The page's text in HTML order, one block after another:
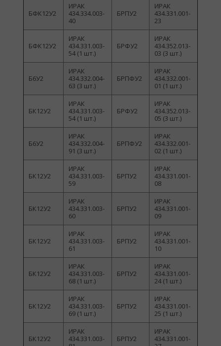
БФК12У2
ИРАК
434.334.003-
40
БРПУ2
ИРАК
434.331.001-
23
БФК12У2
ИРАК
434.331.003-
54 (1 шт.)
БРФУ2
ИРАК
434.352.013-
03 (3 шт.)
Б6У2
ИРАК
434.332.004-
63 (3 шт.)
БРПФУ2
ИРАК
434.332.001-
01 (1 шт.)
БК12У2
ИРАК
434.331.003-
54 (1 шт.)
БРФУ2
ИРАК
434.352.013-
05 (3 шт.)
Б6У2
ИРАК
434.332.004-
91 (3 шт.)
БРПФУ2
ИРАК
434.332.001-
02 (1 шт.)
БК12У2
ИРАК
434.331.003-
59
БРПУ2
ИРАК
434.331.001-
08
БК12У2
ИРАК
434.331.003-
60
БРПУ2
ИРАК
434.331.001-
09
БК12У2
ИРАК
434.331.003-
61
БРПУ2
ИРАК
434.331.001-
10
БК12У2
ИРАК
434.331.003-
68 (1 шт.)
БРПУ2
ИРАК
434.331.001-
24 (1 шт.)
БК12У2
ИРАК
434.331.003-
69 (1 шт.)
БРПУ2
ИРАК
434.331.001-
25 (1 шт.)
БК12У2
ИРАК
434.331.003-
БРПУ2
ИРАК
434.331.001-